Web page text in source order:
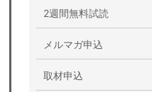
2週間無料試読
メルマガ申込
取材申込